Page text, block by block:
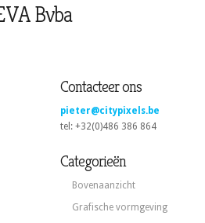
Bvba
Contacteer ons
pieter@citypixels.be
tel: +32(0)486 386 864
Categorieën
Bovenaanzicht
Grafische vormgeving